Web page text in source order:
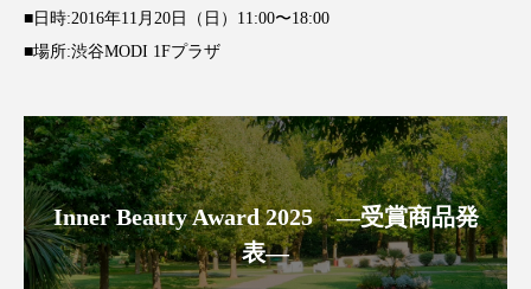
タンパク質 ディープクレンジング
ドライヤー 温度 髪 ダメージ ナイアシンアミド
ナイトプロテイン ナイトルーティン 金木犀
パーソナライズ バーチャルメイク
■日時:2016年11月20日（日）11:00〜18:00
■場所:渋谷MODI 1Fプラザ
Inner Beauty Award 2025 ―受賞商品発
表―